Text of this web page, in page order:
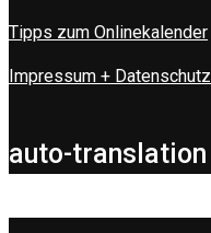
Tipps zum Onlinekalender
Impressum + Datenschutz
auto-translation